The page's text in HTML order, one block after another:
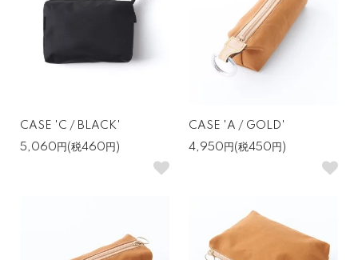
CASE 'C / BLACK'
5,060円(税460円)
CASE 'A / GOLD'
4,950円(税450円)